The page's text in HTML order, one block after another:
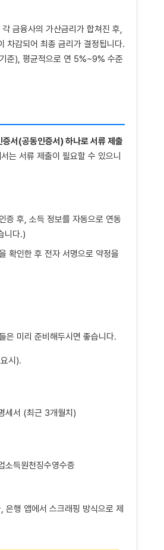
금융사의 가산금리가 합쳐진 후,
차감되어 최종 금리가 결정됩니다.
준), 평균적으로 연 5%~9% 수준
증서(공동인증서) 하나로 서류 제출
는 서류 제출이 필요할 수 있으니
증 후, 소득 정보를 자동으로 연동
니다.)
확인한 후 전자 서명으로 약정을
은 미리 준비해두시면 좋습니다.
시).
세서 (최근 3개월치)
소득원천징수영수증
행 앱에서 스크래핑 방식으로 제